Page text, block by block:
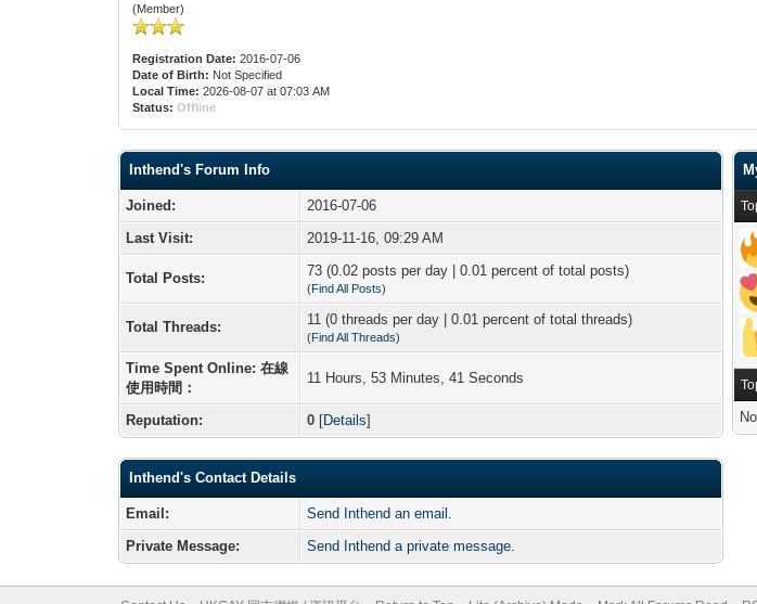
(Member)
Registration Date: 2016-07-06
Date of Birth: Not Specified
Local Time: 2026-08-07 at 07:03 AM
Status: Offline
Inthend's Forum Info
Joined:
2016-07-06
Last Visit:
2019-11-16, 09:29 AM
Total Posts: 73 (0.02 posts per day | 0.01 percent of total posts)
(Find All Posts)
Total Threads: 11 (0 threads per day | 0.01 percent of total threads)
(Find All Threads)
Time Spent Online: 在線
使用時間：
11 Hours, 53 Minutes, 41 Seconds
Reputation: 0 [Details]
Inthend's Contact Details
Email:
Send Inthend an email.
Private Message:
Send Inthend a private message.